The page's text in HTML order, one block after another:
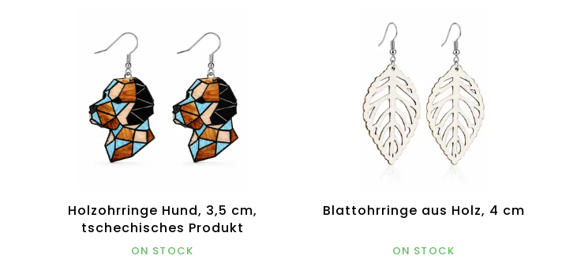
Holzohrringe Hund, 3,5 cm,
tschechisches Produkt
ON STOCK
Blattohrringe aus Holz, 4 cm
ON STOCK